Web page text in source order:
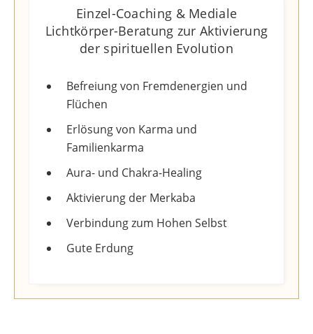
Einzel-Coaching & Mediale
Lichtkörper-Beratung zur Aktivierung
der spirituellen Evolution​
Befreiung von Fremdenergien und
Flüchen
Erlösung von Karma und
Familienkarma
Aura- und Chakra-Healing
Aktivierung der Merkaba
Verbindung zum Hohen Selbst
Gute Erdung